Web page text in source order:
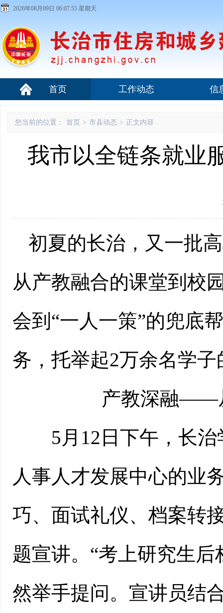
2026年08月09日 06:07:56 星期天
首页 工作动态 信
您当前的位置： 首页 > 市县动态 > 正文内容
我市以全链条就业
初夏的长治，又一批
从产教融合的课堂到校
会到“一人一策”的兜底
务，托举起2万余名学
产教深融——
5月12日下午，长治
人事人才发展中心的业
巧、面试礼仪、档案转
题宣讲。“考上研究生
然举手提问。宣讲员结